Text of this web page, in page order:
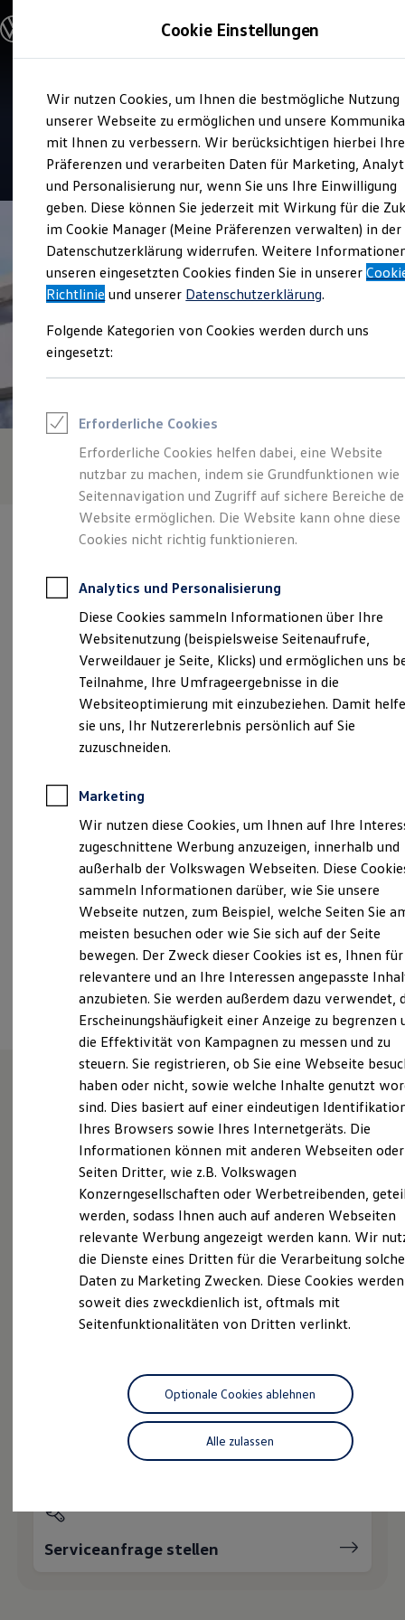
Hauptinhalt
springen
Footer
springen
Modelle und Konfigurator
Modelle vergleichen
Elektroautos
ENERGY Sondermodelle
Nutzfahrzeuge
SUV und CUV
Familienautos
Kombis
Kompaktwagen
Sportwagen
Schnell verfügbare Fahrzeuge
Angebote und Produkte
Aktuelle Angebote
E-Auto-Förderung
Volkswagen Marktplatz
Junge Gebrauchtwagen und Gebrauchtwagen
Volkswagen Zertifizierte Gebrauchtwagen
Zubehör- und Serviceangebote
Leasing
Leasing-Angebote
Gebrauchtwagen Leasing
Junge Gebrauchtwagen-Leasing
Elektroauto Leasing
Kleinwagen-Leasing
Leasing ohne Anzahlung
Finanzierung
Kfz-Versicherung
Restschuldversicherungen
Garantien
Wartungsverträge
Geschäftskunden
Professional Class bei Volkswagen
Großkunden
Behörden
Direktkunden
Sonderfahrzeuge
Anpfiff zum Gewinn
Elektroautos
ID. Tutorials
Elektrofahrzeugkonzepte
Reichweite
Reichweite der ID. Modelle
Reichweite im Winter
Laden
Laden unterwegs
Laden Zuhause
Ladestationen finden
Ladezeitensimulator
Batterie
Sicherheit
Garantie und Lebensdauer
Nachhaltigkeit
Technologie
Kosten und Kauf
Verbrauchskosten
Kaufoptionen
E-Auto-Förderung
Software und Konnektivität
ID. Software Versionen und Updates
Digitale Extras
Schnittstellen zu Ihrem ID.
Hybridautos
Marke und Erlebnis
Volkswagen R und R Experience
R-Modelle
Driving Experience
Volkswagen entdecken
Lifestyle Shop
T-Roc Kollektion
Golf Kollektion
ID. Kollektion
Volkswagen Kollektion
R-Kollektion
myVolkswagen
Service
Autohaus Widukind Enger
4.8| 232 Bewertungen
Verantwortlich für die Inhalte auf dieser Seite ist die Autohaus
Widukind GmbH (Impressum & Rechtliches)
Lambernweg 47, 32130 Enger
info-widukind@schnieder.de
Montag
Sonntag
Geschlossen
Ansprechpartner
Unsere Leistungenim
Überblick
Gebrauchtwagen
Service
Wie können wir
Servicetermin buchen
Serviceanfrage stellen
Cookie Einstellungen
Wir nutzen Cookies, um Ihnen die bestmögliche Nutzung
unserer Webseite zu ermöglichen und unsere
mit Ihnen zu verbessern. Wir berücksichtigen hierbei Ihre
Präferenzen und verarbeiten Daten für Marketing,
und Personalisierung nur, wenn Sie uns Ihre Einwilligung
geben. Diese können Sie jederzeit mit Wirkung für die
im Cookie Manager (Meine Präferenzen verwalten) in der
Datenschutzerklärung widerrufen. Weitere
unseren eingesetzten Cookies finden Sie in unserer
Richtlinie und unserer Datenschutzerklärung.
Folgende Kategorien von Cookies werden durch uns
eingesetzt:
Erforderliche Cookies
Erforderliche Cookies helfen dabei, eine Website
nutzbar zu machen, indem sie Grundfunktionen wie
Seitennavigation und Zugriff auf sichere Bereiche
Website ermöglichen. Die Website kann ohne diese
Cookies nicht richtig funktionieren.
Analytics und Personalisierung
Diese Cookies sammeln Informationen über Ihre
Websitenutzung (beispielsweise Seitenaufrufe,
Verweildauer je Seite, Klicks) und ermöglichen uns
Teilnahme, Ihre Umfrageergebnisse in die
Websiteoptimierung mit einzubeziehen. Damit
sie uns, Ihr Nutzererlebnis persönlich auf Sie
zuzuschneiden.
Marketing
Wir nutzen diese Cookies, um Ihnen auf Ihre
zugeschnittene Werbung anzuzeigen, innerhalb und
außerhalb der Volkswagen Webseiten. Diese
sammeln Informationen darüber, wie Sie unsere
Webseite nutzen, zum Beispiel, welche Seiten Sie
meisten besuchen oder wie Sie sich auf der Seite
bewegen. Der Zweck dieser Cookies ist es, Ihnen für
relevantere und an Ihre Interessen angepasste
anzubieten. Sie werden außerdem dazu verwendet,
Erscheinungshäufigkeit einer Anzeige zu begrenzen
die Effektivität von Kampagnen zu messen und zu
steuern. Sie registrieren, ob Sie eine Webseite
haben oder nicht, sowie welche Inhalte genutzt
sind. Dies basiert auf einer eindeutigen
Ihres Browsers sowie Ihres Internetgeräts. Die
Informationen können mit anderen Webseiten oder
Seiten Dritter, wie z.B. Volkswagen
Konzerngesellschaften oder Werbetreibenden,
werden, sodass Ihnen auch auf anderen Webseiten
relevante Werbung angezeigt werden kann. Wir
die Dienste eines Dritten für die Verarbeitung
Daten zu Marketing Zwecken. Diese Cookies
soweit dies zweckdienlich ist, oftmals mit
Seitenfunktionalitäten von Dritten verlinkt.
Alle zulassen
Optionale Cookies ablehnen